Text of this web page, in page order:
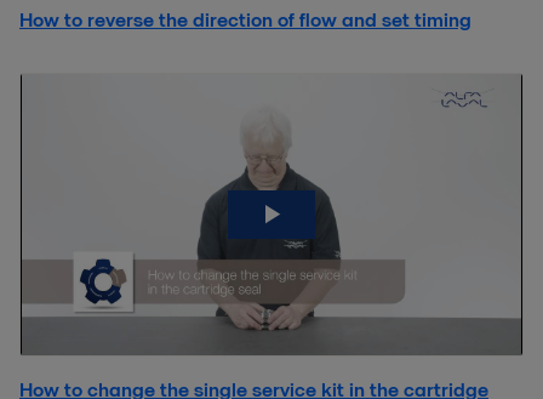
How to reverse the direction of flow and set timing
How to change the single service kit in the cartridge